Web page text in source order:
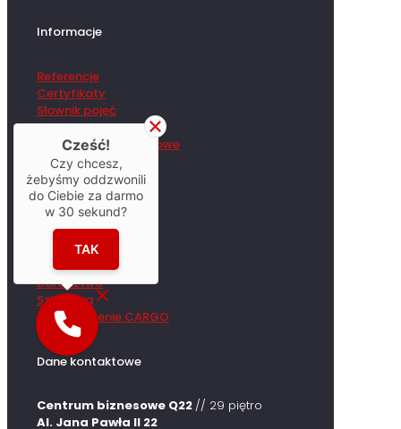
Informacje
Referencje
Certyfikaty
Słownik pojęć
Pliki do pobrania
Regulacje transportowe
Oferta
Transport
Project Cargo
Audyt logistyczny
Doradztwo
Szkolenia
Ubezpieczenie CARGO
Dane kontaktowe
Centrum biznesowe Q22 // 29 piętro
Al. Jana Pawła II 22
Cześć!
Czy chcesz,
żebyśmy oddzwonili
do Ciebie za darmo
w 30 sekund?
TAK